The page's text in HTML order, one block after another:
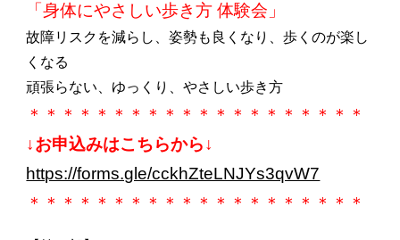
「身体にやさしい歩き方 体験会」
故障リスクを減らし、姿勢も良くなり、歩くのが楽し
くなる
頑張らない、ゆっくり、やさしい歩き方
＊＊＊＊＊＊＊＊＊＊＊＊＊＊＊＊＊＊＊＊
↓お申込みはこちらから↓
https://forms.gle/cckhZteLNJYs3qvW7
＊＊＊＊＊＊＊＊＊＊＊＊＊＊＊＊＊＊＊＊